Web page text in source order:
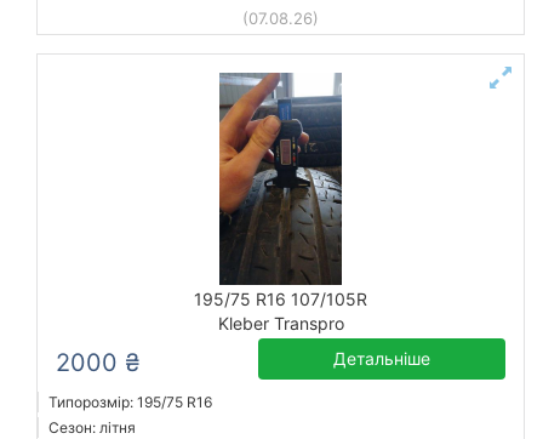
(07.08.26)
195/75 R16 107/105R
Kleber Transpro
2000 ₴ Детальніше
Типорозмір: 195/75 R16
Сезон: літня